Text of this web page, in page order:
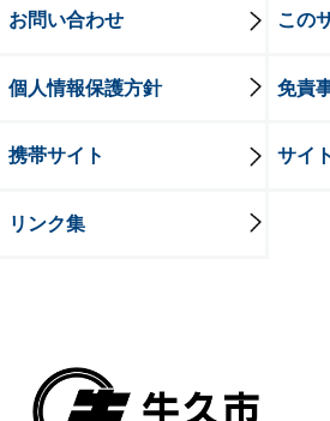
お問い合わせ この
個人情報保護方針 免責
携帯サイト サイ
リンク集